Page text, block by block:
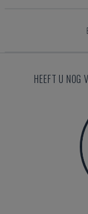
HEEFT U NOG